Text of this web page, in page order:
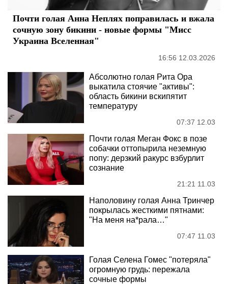
Почти голая Анна Неплях поправилась и вжала
сочную зону бикини - новые формы "Мисс
Украина Вселенная"
16:56 12.03.2026
Абсолютно голая Рита Ора
выкатила стоячие "активы":
область бикини вскипятит
температуру
07:37 12.03
Почти голая Меган Фокс в позе
собачки оттопырила неземную
попу: дерзкий ракурс взбурлит
сознание
21:21 11.03
Наполовину голая Анна Тринчер
покрылась жесткими пятнами:
"На меня на*рала…"
07:47 11.03
Голая Селена Гомес "потеряла"
огромную грудь: пережала
сочные формы